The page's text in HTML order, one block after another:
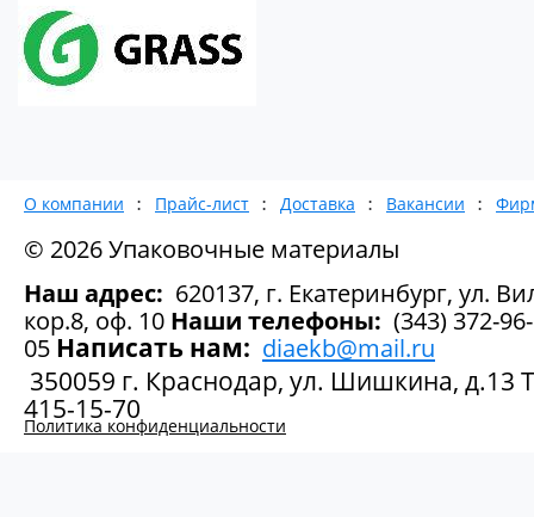
О компании Прайс-лист Доставка Вакансии
© 2026 Упаковочные материалы
Наш адрес: 620137, г. Екатеринбург, ул.
кор.8, оф. 10 Наши телефоны: (343) 372-
05 Написать нам: diaekb@mail.ru
350059 г. Краснодар, ул. Шишкина, д.13
415-15-70
Политика конфиденциальности